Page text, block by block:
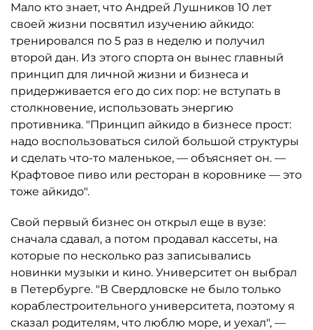
Мало кто знает, что Андрей Лушников 10 лет
своей жизни посвятил изучению айкидо:
тренировался по 5 раз в неделю и получил
второй дан. Из этого спорта он вынес главный
принцип для личной жизни и бизнеса и
придерживается его до сих пор: не вступать в
столкновение, использовать энергию
противника. "Принцип айкидо в бизнесе прост:
надо воспользоваться силой большой структуры
и сделать что-то маленькое, — объясняет он. —
Крафтовое пиво или ресторан в коровнике — это
тоже айкидо".
Свой первый бизнес он открыл еще в вузе:
сначала сдавал, а потом продавал кассеты, на
которые по несколько раз записывались
новинки музыки и кино. Университет он выбрал
в Петербурге. "В Свердловске не было только
кораблестроительного университета, поэтому я
сказал родителям, что люблю море, и уехал", —